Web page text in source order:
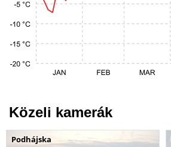
Közeli kamerák
Podhájska